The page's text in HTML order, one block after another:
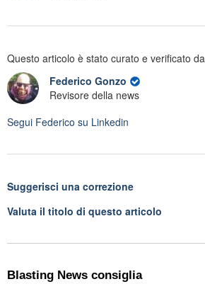
Questo articolo è stato curato e verificato da
Federico Gonzo
Revisore della news
Segui Federico su Linkedin
Suggerisci una correzione
Valuta il titolo di questo articolo
Blasting News consiglia